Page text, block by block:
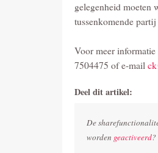
gelegenheid moeten
tussenkomende
Voor meer
7504475 of e-mail
Deel dit artikel:
De
worden geactiveerd?